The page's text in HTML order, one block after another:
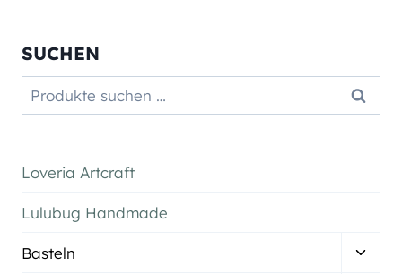
SUCHEN
Suchen
nach:
Suchen
Loveria Artcraft
Lulubug Handmade
Basteln